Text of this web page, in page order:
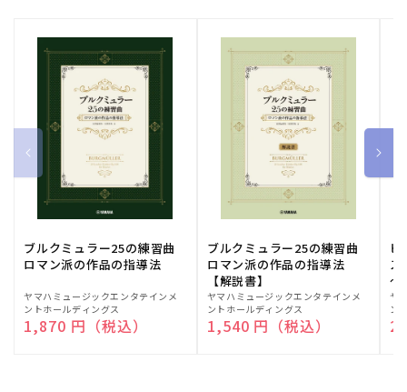
ブルクミュラー25の練習曲
ロマン派の作品の指導法
販
売
元:
ヤマハミュージックエンタテインメ
ントホールディングス
通常価格
1,870 円（税込）
ブルクミュラー25の練習曲
ロマン派の作品の指導法
【解説書】
販
売
元:
ヤマハミュージックエンタテインメ
ントホールディングス
通常価格
1,540 円（税込）
ピ
ス
～
販
売
元:
ヤ
ン